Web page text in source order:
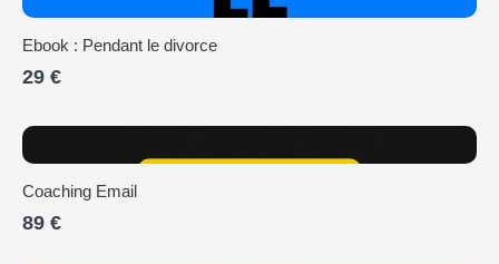
Ebook : Pendant le divorce
29 €
Coaching Email
89 €